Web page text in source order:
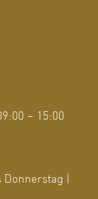
– 15:00
|